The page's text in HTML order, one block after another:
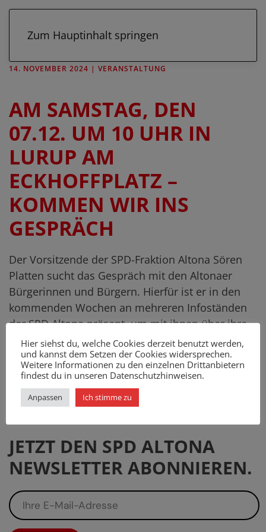
Zum Hauptinhalt springen
14. NOVEMBER 2024 | VERANSTALTUNG
AM SAMSTAG, DEN
07.12. UM 10 UHR IN
LURUP AM
ECKHOFFPLATZ –
KOMMEN WIR INS
GESPRÄCH
Der Vorsitzende der SPD-Fraktion Altona Sören
Platten sucht das Gespräch mit den Altonaer
Bürgerinnen und Bürgern. Hierfür ist er in den
kommenden Wochen an mehreren Infoständen
der SPD Altona präsent, um mit ihnen über ihre
politischen Themen zu sprechen und zuzuhören.
Startseite Aktuelles
JETZT DEN SPD ALTONA
NEWSLETTER ABONNIEREN.
Hier siehst du, welche Cookies derzeit benutzt werden,
und kannst dem Setzen der Cookies widersprechen.
Weitere Informationen zu den einzelnen Drittanbietern
findest du in unseren Datenschutzhinweisen.
Anpassen Ich stimme zu